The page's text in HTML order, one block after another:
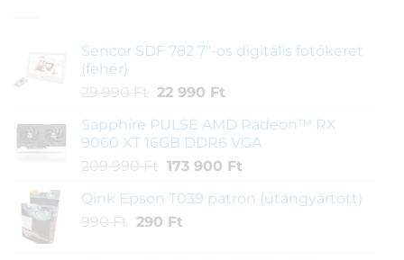
Sencor SDF 782 7"-os digitális fotókeret
(fehér)
29 990 Ft
Original
was:
29
990 Ft.
22 990 FtCurrent
is:
22
990 Ft.
Sapphire PULSE AMD Radeon™ RX
9060 XT 16GB DDR6 VGA
209 990 Ft
Original
was:
209
173 900 FtCurrent
is:
Qink Epson T039 patron (utángyártott)
990 Ft
Original
290 FtCurrent